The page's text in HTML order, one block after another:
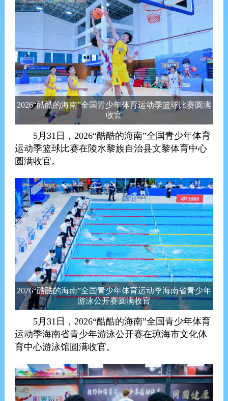
2026“酷酷的海南”全国青少年体育运动季篮球比赛圆满
收官
5月31日，2026“酷酷的海南”全国青少年体育
运动季篮球比赛在陵水黎族自治县文黎体育中心
圆满收官。
2026“酷酷的海南”全国青少年体育运动季海南省青少年
游泳公开赛圆满收官
5月31日，2026“酷酷的海南”全国青少年体育
运动季海南省青少年游泳公开赛在琼海市文化体
育中心游泳馆圆满收官。